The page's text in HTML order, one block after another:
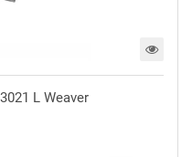
L Weaver